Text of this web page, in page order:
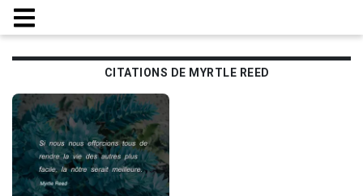
CITATIONS DE MYRTLE REED